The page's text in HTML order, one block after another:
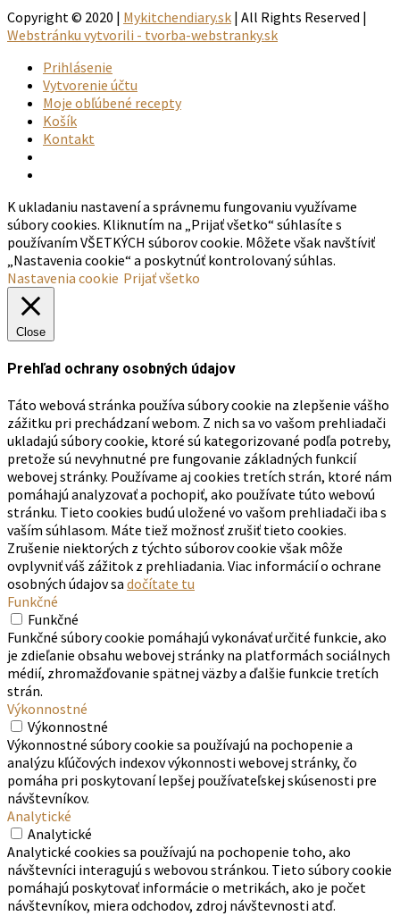
Copyright © 2020 | Mykitchendiary.sk | All Rights Reserved |
Webstránku vytvorili - tvorba-webstranky.sk
Prihlásenie
Vytvorenie účtu
Moje obľúbené recepty
Košík
Kontakt
K ukladaniu nastavení a správnemu fungovaniu využívame
súbory cookies. Kliknutím na „Prijať všetko“ súhlasíte s
používaním VŠETKÝCH súborov cookie. Môžete však navštíviť
„Nastavenia cookie“ a poskytnúť kontrolovaný súhlas.
Nastavenia cookie Prijať všetko
Close
Prehľad ochrany osobných údajov
Táto webová stránka používa súbory cookie na zlepšenie vášho
zážitku pri prechádzaní webom. Z nich sa vo vašom prehliadači
ukladajú súbory cookie, ktoré sú kategorizované podľa potreby,
pretože sú nevyhnutné pre fungovanie základných funkcií
webovej stránky. Používame aj cookies tretích strán, ktoré nám
pomáhajú analyzovať a pochopiť, ako používate túto webovú
stránku. Tieto cookies budú uložené vo vašom prehliadači iba s
vaším súhlasom. Máte tiež možnosť zrušiť tieto cookies.
Zrušenie niektorých z týchto súborov cookie však môže
ovplyvniť váš zážitok z prehliadania. Viac informácií o ochrane
osobných údajov sa dočítate tu
Funkčné
Funkčné
Funkčné súbory cookie pomáhajú vykonávať určité funkcie, ako
je zdieľanie obsahu webovej stránky na platformách sociálnych
médií, zhromažďovanie spätnej väzby a ďalšie funkcie tretích
strán.
Výkonnostné
Výkonnostné
Výkonnostné súbory cookie sa používajú na pochopenie a
analýzu kľúčových indexov výkonnosti webovej stránky, čo
pomáha pri poskytovaní lepšej používateľskej skúsenosti pre
návštevníkov.
Analytické
Analytické
Analytické cookies sa používajú na pochopenie toho, ako
návštevníci interagujú s webovou stránkou. Tieto súbory cookie
pomáhajú poskytovať informácie o metrikách, ako je počet
návštevníkov, miera odchodov, zdroj návštevnosti atď.